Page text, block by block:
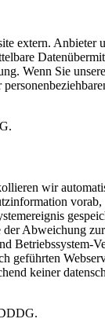
extern. Anbieter
Wenn Sie
wir
der Abweichung
Betriebssystem-
geführten
keiner